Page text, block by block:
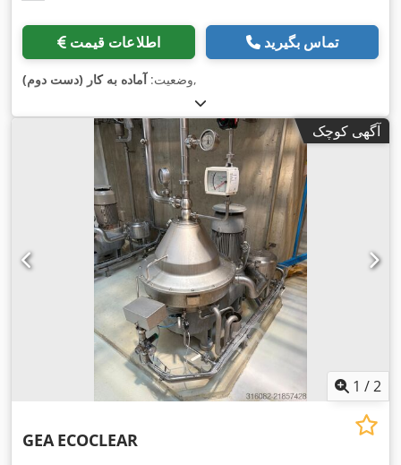
اطلاعات قیمت تماس بگیرید
وضعیت:آماده به کار (دست دوم) ,
آگهی کوچک
1 /2
GEA ECOCLEAR